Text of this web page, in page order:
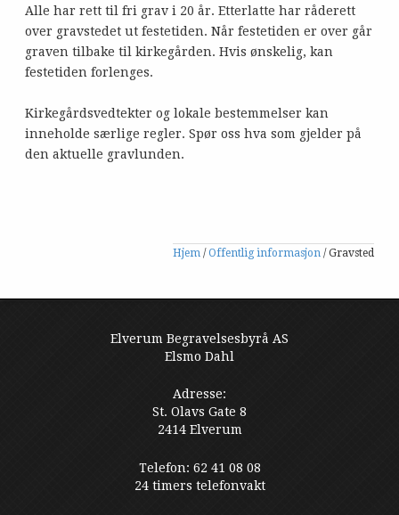
Alle har rett til fri grav i 20 år. Etterlatte har råderett
over gravstedet ut festetiden. Når festetiden er over går
graven tilbake til kirkegården. Hvis ønskelig, kan
festetiden forlenges.
Kirkegårdsvedtekter og lokale bestemmelser kan
inneholde særlige regler. Spør oss hva som gjelder på
den aktuelle gravlunden.
Hjem / Offentlig informasjon / Gravsted
Elverum Begravelsesbyrå AS
Elsmo Dahl
Adresse:
St. Olavs Gate 8
2414 Elverum
Telefon: 62 41 08 08
24 timers telefonvakt